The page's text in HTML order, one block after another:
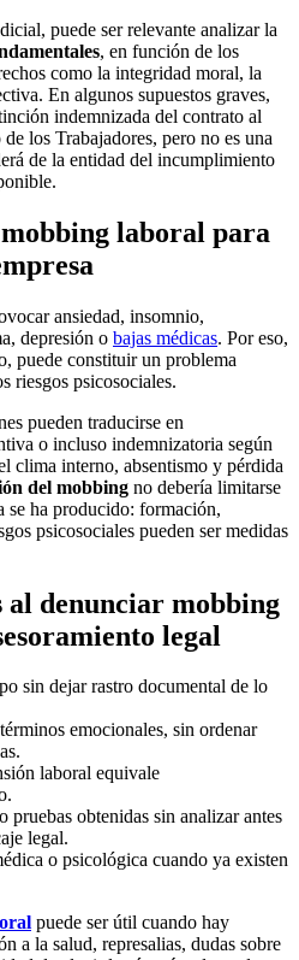
puede ser relevante analizar la
, en función de los
como la integridad moral, la
En algunos supuestos graves,
indemnizada del contrato al
los Trabajadores, pero no es una
de la entidad del incumplimiento
mobbing laboral para
ansiedad, insomnio,
depresión o bajas médicas. Por eso,
puede constituir un problema
riesgos psicosociales.
pueden traducirse en
o incluso indemnizatoria según
clima interno, absentismo y pérdida
del mobbing no debería limitarse
se ha producido: formación,
psicosociales pueden ser medidas
denunciar mobbing
legal
sin dejar rastro documental de lo
emocionales, sin ordenar
laboral equivale
pruebas obtenidas sin analizar antes
legal.
o psicológica cuando ya existen
puede ser útil cuando hay
a la salud, represalias, dudas sobre